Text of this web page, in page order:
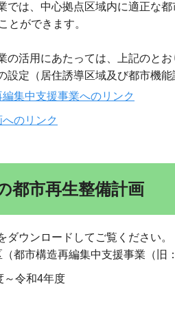
では、中心拠点区域内に適正な
とができます。
の活用にあたっては、上記のと
設定（居住誘導区域及び都市機
集中支援事業へのリンク
のリンク
都市再生整備計画
ダウンロードしてご覧ください。
都市構造再編集中支援事業（旧
～令和4年度